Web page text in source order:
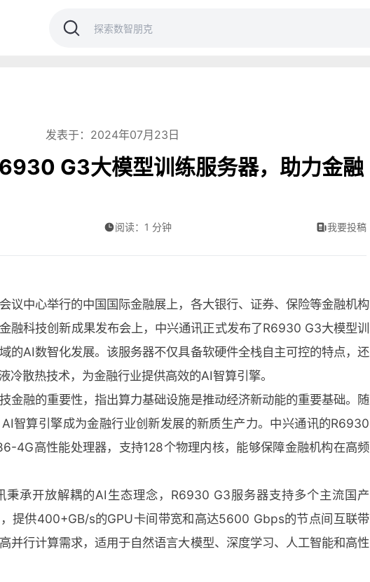
发表于：2024年07月23日
G3大模型训练服务器，助力金融
阅读：1 分钟 我要投稿
议中心举行的中国国际金融展上，各大银行、证券、保险等金融机构
融科技创新成果发布会上，中兴通讯正式发布了R6930 G3大模型训
的AI数智化发展。该服务器不仅具备软硬件全栈自主可控的特点，还
冷散热技术，为金融行业提供高效的AI智算引擎。
金融的重要性，指出算力基础设施是推动经济新动能的重要基础。随
智算引擎成为金融行业创新发展的新质生产力。中兴通讯的R6930
4G高性能处理器，支持128个物理内核，能够保障金融机构在高频
秉承开放解耦的AI生态理念，R6930 G3服务器支持多个主流国产
提供400+GB/s的GPU卡间带宽和高达5600 Gbps的节点间互联带
并行计算需求，适用于自然语言大模型、深度学习、人工智能和高性